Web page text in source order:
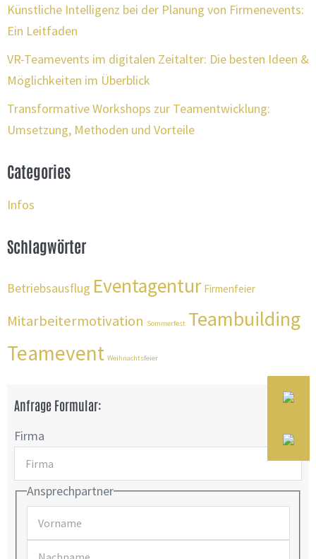
Künstliche Intelligenz bei der Planung von Firmenevents:
Ein Leitfaden
VR-Teamevents im digitalen Zeitalter: Die besten Ideen &
Möglichkeiten im Überblick
Transformative Workshops zur Teamentwicklung:
Umsetzung, Methoden und Vorteile
Categories
Infos
Schlagwörter
Betriebsausflug Eventagentur Firmenfeier
Mitarbeitermotivation Sommerfest Teambuilding
Teamevent Weihnachtsfeier
Anfrage Formular:
Firma
Ansprechpartner